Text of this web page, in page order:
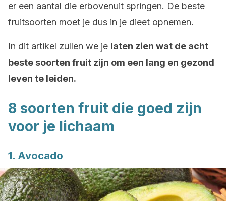
er een aantal die erbovenuit springen. De beste
fruitsoorten moet je dus in je dieet opnemen.
In dit artikel zullen we je laten zien wat de acht
beste soorten fruit zijn om een lang en gezond
leven te leiden.
8 soorten fruit die goed zijn
voor je lichaam
1. Avocado